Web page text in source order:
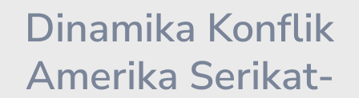
Dinamika Konflik
Amerika Serikat-